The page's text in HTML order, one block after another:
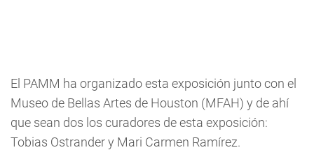
El PAMM ha organizado esta exposición junto con el
Museo de Bellas Artes de Houston (MFAH) y de ahí
que sean dos los curadores de esta exposición:
Tobias Ostrander y Mari Carmen Ramírez.